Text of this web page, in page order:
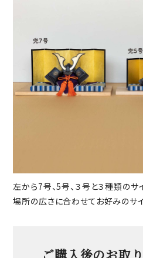
左から7号、5号、３号と３種類のサ
場所の広さに合わせてお好みのサ
ご購入後のお取